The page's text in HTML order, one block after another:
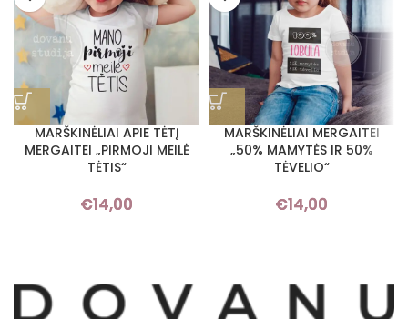
MARŠKINĖLIAI APIE TĖTĮ
MERGAITEI „PIRMOJI MEILĖ
TĖTIS“
€14,00
MARŠKINĖLIAI MERGAITEI
„50% MAMYTĖS IR 50%
TĖVELIO“
€14,00